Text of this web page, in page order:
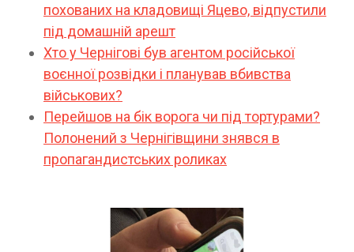
похованих на кладовищі Яцево, відпустили
під домашній арешт
Хто у Чернігові був агентом російської
воєнної розвідки і планував вбивства
військових?
Перейшов на бік ворога чи під тортурами?
Полонений з Чернігівщини знявся в
пропагандистських роликах